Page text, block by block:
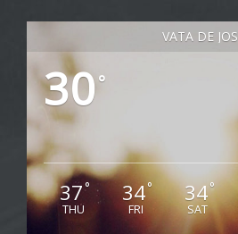
VATA DE JOS
30°
37°
THU
34°
FRI
34°
SAT